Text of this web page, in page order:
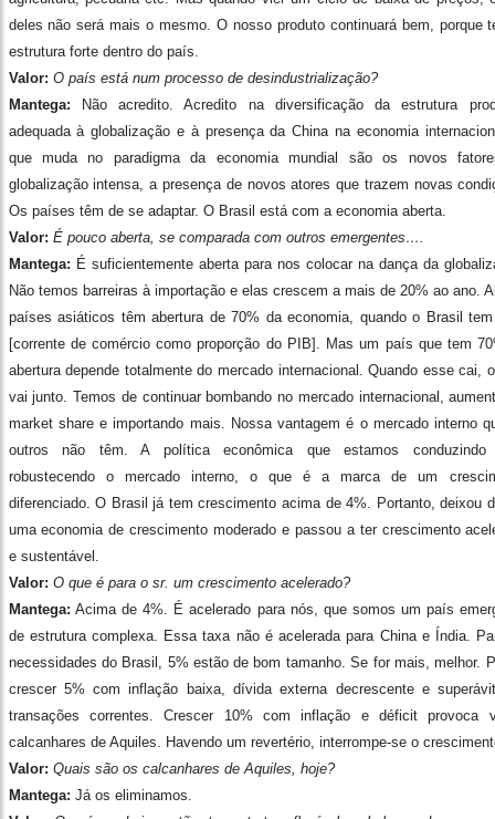
deles não será mais o mesmo. O nosso produto continuará bem, porque
estrutura forte dentro do país.
Valor: O país está num processo de desindustrialização?
Mantega: Não acredito. Acredito na diversificação da estrutura
adequada à globalização e à presença da China na economia
que muda no paradigma da economia mundial são os novos
globalização intensa, a presença de novos atores que trazem novas
Os países têm de se adaptar. O Brasil está com a economia aberta.
Valor: É pouco aberta, se comparada com outros emergentes….
Mantega: É suficientemente aberta para nos colocar na dança da
Não temos barreiras à importação e elas crescem a mais de 20% ao ano.
países asiáticos têm abertura de 70% da economia, quando o Brasil
[corrente de comércio como proporção do PIB]. Mas um país que tem
abertura depende totalmente do mercado internacional. Quando esse cai,
vai junto. Temos de continuar bombando no mercado internacional,
market share e importando mais. Nossa vantagem é o mercado interno
outros não têm. A política econômica que estamos conduzindo
robustecendo o mercado interno, o que é a marca de um
diferenciado. O Brasil já tem crescimento acima de 4%. Portanto, deixou
uma economia de crescimento moderado e passou a ter crescimento
e sustentável.
Valor: O que é para o sr. um crescimento acelerado?
Mantega: Acima de 4%. É acelerado para nós, que somos um país
de estrutura complexa. Essa taxa não é acelerada para China e Índia.
necessidades do Brasil, 5% estão de bom tamanho. Se for mais, melhor.
crescer 5% com inflação baixa, dívida externa decrescente e
transações correntes. Crescer 10% com inflação e déficit provoca
calcanhares de Aquiles. Havendo um revertério, interrompe-se o
Valor: Quais são os calcanhares de Aquiles, hoje?
Mantega: Já os eliminamos.